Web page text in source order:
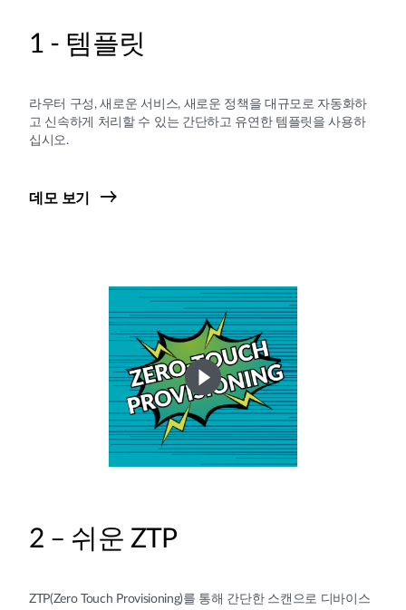
1 - 템플릿
라우터 구성, 새로운 서비스, 새로운 정책을 대규모로 자동화하
고 신속하게 처리할 수 있는 간단하고 유연한 템플릿을 사용하
십시오.
데모 보기
2 – 쉬운 ZTP
ZTP(Zero Touch Provisioning)를 통해 간단한 스캔으로 디바이스